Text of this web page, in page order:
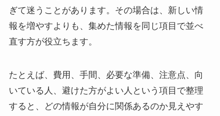
ぎて迷うことがあります。その場合は、新しい情
報を増やすよりも、集めた情報を同じ項目で並べ
直す方が役立ちます。
たとえば、費用、手間、必要な準備、注意点、向
いている人、避けた方がよい人という項目で整理
すると、どの情報が自分に関係あるのか見えやす